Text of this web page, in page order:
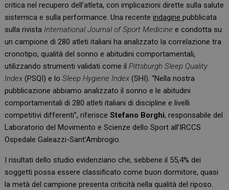
critica nel recupero dell’atleta, con implicazioni dirette sulla salute
sistemica e sulla performance. Una recenteindaginepubblicata
sulla rivista International Journal of Sport Medicinee condotta su
un campione di 280 atleti italiani ha analizzato la correlazione tra
cronotipo, qualità del sonno e abitudini comportamentali,
utilizzando strumenti validati come ilPittsburgh Sleep Quality
Index (PSQI) e loSleep Hygiene Index (SHI). “Nella nostra
pubblicazione abbiamo analizzato il sonno e le abitudini
comportamentali di 280 atleti italiani di discipline e livelli
competitivi differenti”, riferisceStefano Borghi, responsabile del
Laboratorio del Movimento e Scienze dello Sport all’IRCCS
Ospedale Galeazzi-Sant’Ambrogio.
I risultati dello studio evidenziano che, sebbene il 55,4% dei
soggetti possa essere classificato come buon dormitore, quasi
la metà del campione presenta criticità nella qualità del riposo.